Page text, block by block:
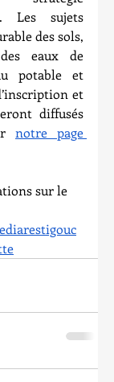
Les sujets
des sols,
eaux de
potable et
et
diffusés
notre page
sur le